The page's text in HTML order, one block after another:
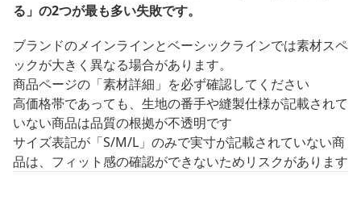
る」の2つが最も多い失敗です。
ブランドのメインラインとベーシックラインでは素材スペ
ックが大きく異なる場合があります。
商品ページの「素材詳細」を必ず確認してください
高価格帯であっても、生地の番手や縫製仕様が記載されて
いない商品は品質の根拠が不透明です
サイズ表記が「S/M/L」のみで実寸が記載されていない商
品は、フィット感の確認ができないためリスクがあります